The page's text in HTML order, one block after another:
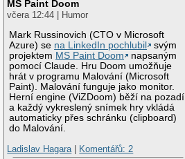
MS Paint Doom
včera 12:44 | Humor
Mark Russinovich (CTO v Microsoft
Azure) se na LinkedIn pochlubil
svým
projektem MS Paint Doom
napsaným
pomocí Claude. Hru Doom umožňuje
hrát v programu Malování (Microsoft
Paint). Malování funguje jako monitor.
Herní engine (ViZDoom) běží na pozadí
a každý vykreslený snímek hry vkládá
automaticky přes schránku (clipboard)
do Malování.
Ladislav Hagara
Komentářů: 2